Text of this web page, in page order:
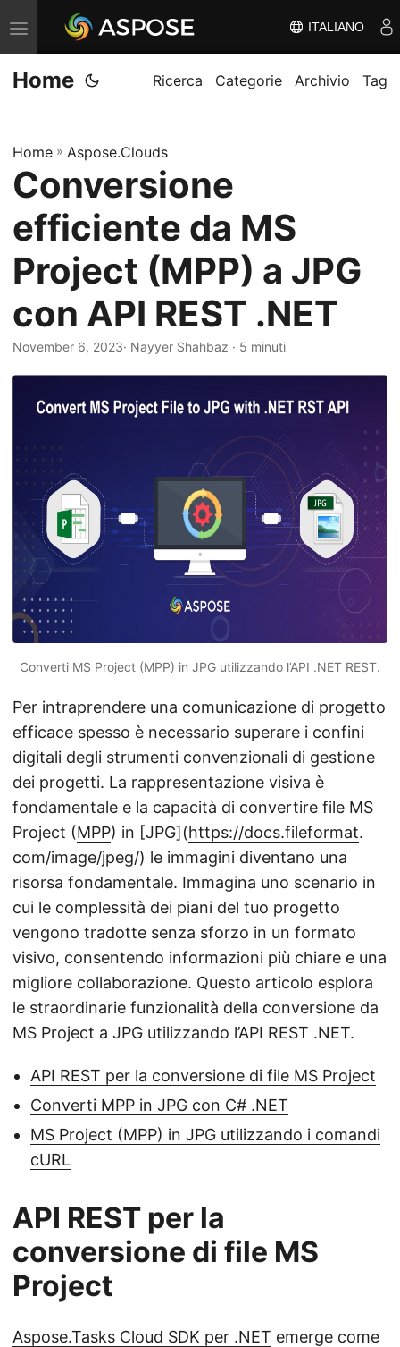
V
ä
x
n
a
i
g
e
r
i
n
g
ITALIANO
Home Ricerca Categorie Archivio Tag
Home » Aspose.Clouds
Conversione
efficiente da MS
Project (MPP) a JPG
con API REST .NET
November 6, 2023· Nayyer Shahbaz · 5 minuti
Converti MS Project (MPP) in JPG utilizzando l’API .NET REST.
Per intraprendere una comunicazione di progetto
efficace spesso è necessario superare i confini
digitali degli strumenti convenzionali di gestione
dei progetti. La rappresentazione visiva è
fondamentale e la capacità di convertire file MS
Project (MPP) in [JPG](https://docs.fileformat.
com/image/jpeg/) le immagini diventano una
risorsa fondamentale. Immagina uno scenario in
cui le complessità dei piani del tuo progetto
vengono tradotte senza sforzo in un formato
visivo, consentendo informazioni più chiare e una
migliore collaborazione. Questo articolo esplora
le straordinarie funzionalità della conversione da
MS Project a JPG utilizzando l’API REST .NET.
API REST per la conversione di file MS Project
Converti MPP in JPG con C# .NET
MS Project (MPP) in JPG utilizzando i comandi
cURL
API REST per la
conversione di file MS
Project
Aspose.Tasks Cloud SDK per .NET emerge come